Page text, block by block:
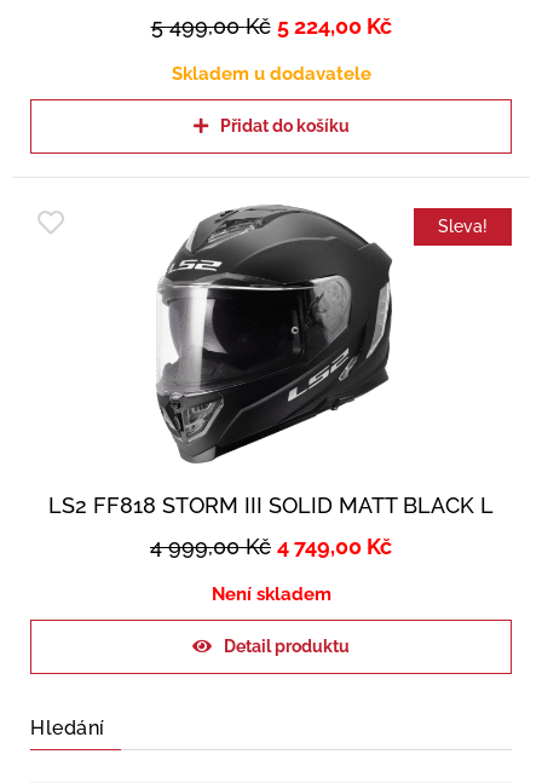
5 499,00Kč 5 224,00 Kč
Skladem u dodavatele
Přidat do košíku
Sleva!
LS2 FF818 STORM III SOLID MATT BLACK L
4 999,00Kč 4 749,00 Kč
Není skladem
Detail produktu
Hledání